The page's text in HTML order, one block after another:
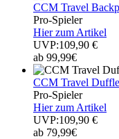
CCM Travel
Pro-Spieler
Hier zum Artikel
UVP:109,90 €
ab 99,99€
CCM Travel
Pro-Spieler
Hier zum Artikel
UVP:109,90 €
ab 79,99€